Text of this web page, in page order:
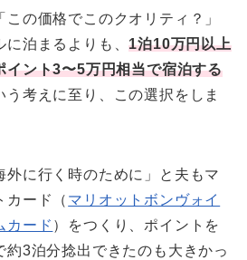
の価格でこのクオリティ？」
に泊まるよりも、1泊10万円以上
イント3〜5万円相当で宿泊する
う考えに至り、この選択をしま
外に行く時のために」と夫もマ
カード（ マリオットボンヴォイ
カード ）をつくり、ポイントを
約3泊分捻出できたのも大きかっ